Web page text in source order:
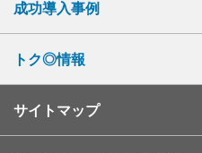
成功導入事例
トク◎情報
サイトマップ